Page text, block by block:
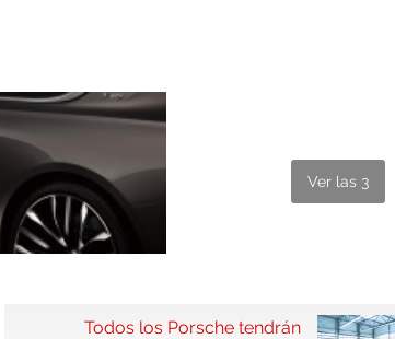
Ver las 3
Todos los Porsche tendrán